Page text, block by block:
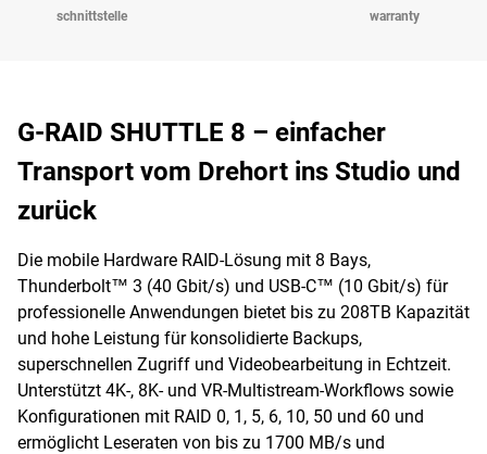
schnittstelle warranty
G-RAID SHUTTLE 8 – einfacher
Transport vom Drehort ins Studio und
zurück
Die mobile Hardware RAID-Lösung mit 8 Bays,
Thunderbolt™ 3 (40 Gbit/s) und USB-C™ (10 Gbit/s) für
professionelle Anwendungen bietet bis zu 208TB Kapazität
und hohe Leistung für konsolidierte Backups,
superschnellen Zugriff und Videobearbeitung in Echtzeit.
Unterstützt 4K-, 8K- und VR-Multistream-Workflows sowie
Konfigurationen mit RAID 0, 1, 5, 6, 10, 50 und 60 und
ermöglicht Leseraten von bis zu 1700 MB/s und